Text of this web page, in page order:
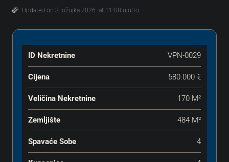
Updated on 3. ožujka 2026. at 11:08 ujutro
ID Nekretnine VPN-0029
Cijena 580.000 €
Veličina Nekretnine 170 M²
Zemljište 484 M²
Spavaće Sobe 4